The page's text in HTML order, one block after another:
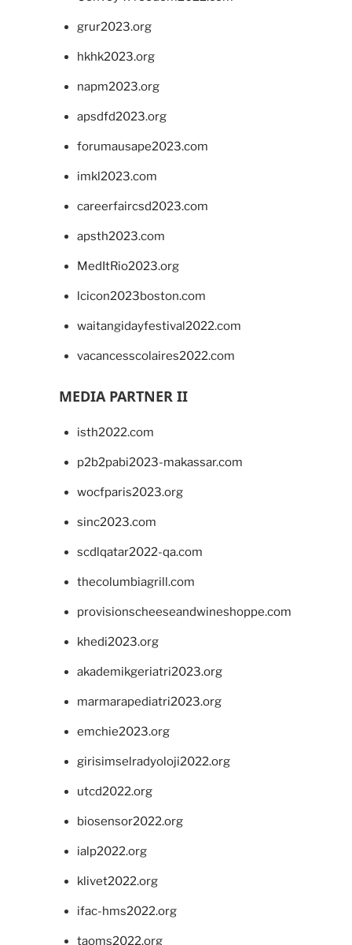
grur2023.org
hkhk2023.org
napm2023.org
apsdfd2023.org
forumausape2023.com
imkl2023.com
careerfaircsd2023.com
apsth2023.com
MedItRio2023.org
lcicon2023boston.com
waitangidayfestival2022.com
vacancesscolaires2022.com
MEDIA PARTNER II
isth2022.com
p2b2pabi2023-makassar.com
wocfparis2023.org
sinc2023.com
scdlqatar2022-qa.com
thecolumbiagrill.com
provisionscheeseandwineshoppe.com
khedi2023.org
akademikgeriatri2023.org
marmarapediatri2023.org
emchie2023.org
girisimselradyoloji2022.org
utcd2022.org
biosensor2022.org
ialp2022.org
klivet2022.org
ifac-hms2022.org
taoms2022.org